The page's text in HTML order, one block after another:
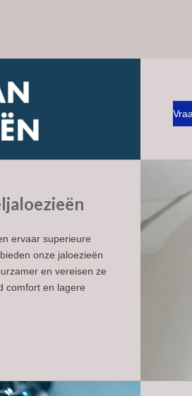
ervaar superieure
onze jaloezieën
en vereisen ze
comfort en lagere